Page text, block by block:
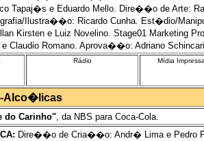
Tapaj�s e Eduardo Mello. Dire��o de Arte:
Ilustra��o: Ricardo Cunha. Est�dio/
Kirsten e Luiz Novelino. Stage01 Marketing
e Claudio Romano. Aprova��o: Adriano
Rádio Mídia
Alco�licas
do Carinho", da NBS para Coca-Cola.
Dire��o de Cria��o: Andr� Lima e Pedro